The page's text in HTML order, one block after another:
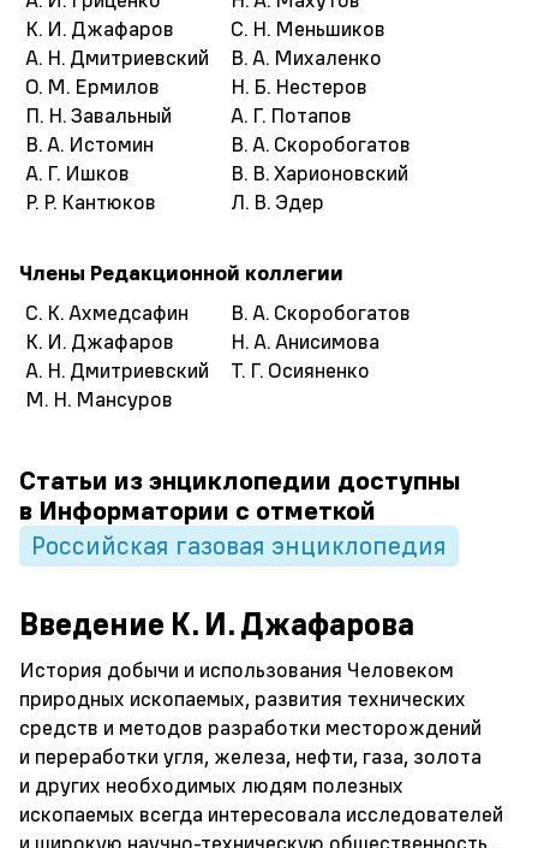
К. И. Джафаров
С. Н. Меньшиков
А. Н. Дмитриевский
В. А. Михаленко
О. М. Ермилов
Н. Б. Нестеров
П. Н. Завальный
А. Г. Потапов
В. А. Истомин
В. А. Скоробогатов
А. Г. Ишков
В. В. Харионовский
Р. Р. Кантюков
Л. В. Эдер
Члены Редакционной коллегии
С. К. Ахмедсафин
В. А. Скоробогатов
К. И. Джафаров
Н. А. Анисимова
А. Н. Дмитриевский
Т. Г. Осияненко
М. Н. Мансуров
Статьи из энциклопедии доступны
в Информатории с отметкой
Российская газовая энциклопедия
Введение К. И. Джафарова
История добычи и использования Человеком
природных ископаемых, развития технических
средств и методов разработки месторождений
и переработки угля, железа, нефти, газа, золота
и других необходимых людям полезных
ископаемых всегда интересовала исследователей
и широкую научно-техническую общественность.